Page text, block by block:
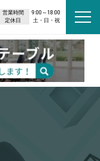
営業時間
9:00～18:00
定休日
土・日・祝